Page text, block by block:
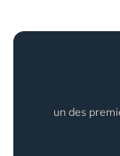
un des